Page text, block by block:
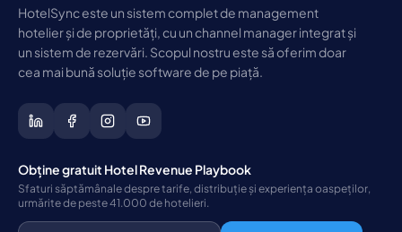
HotelSync este un sistem complet de management
hotelier și de proprietăți, cu un channel manager integrat și
un sistem de rezervări. Scopul nostru este să oferim doar
cea mai bună soluție software de pe piață.
Obține gratuit Hotel Revenue Playbook
Sfaturi săptămânale despre tarife, distribuție și experiența oaspeților,
urmărite de peste 41.000 de hotelieri.